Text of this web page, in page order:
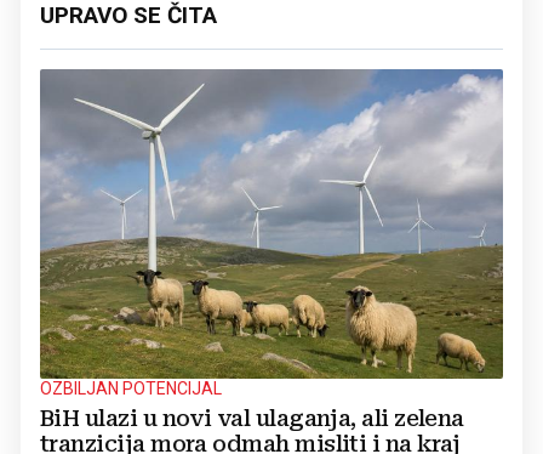
UPRAVO SE ČITA
OZBILJAN POTENCIJAL
BiH ulazi u novi val ulaganja, ali zelena
tranzicija mora odmah misliti i na kraj